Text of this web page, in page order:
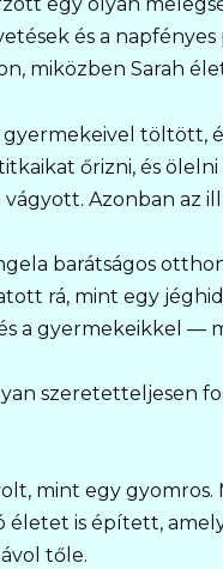
egy olyan
és a
miközben Sarah
gyermekeivel töltött,
őrizni, és
Azonban az
barátságos
rá, mint egy
a gyermekeikkel —
szeretetteljesen
mint egy
is épített,
tőle.